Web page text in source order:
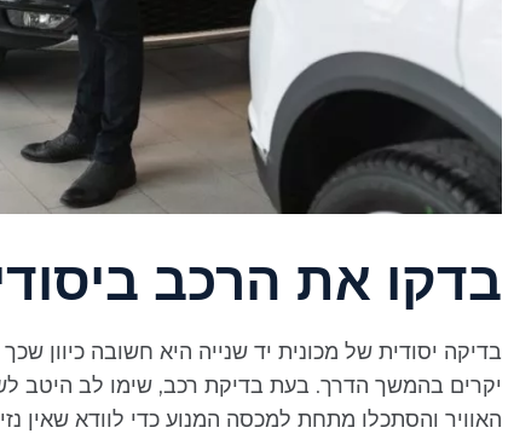
בדקו את הרכב
בדיקה יסודית של מכונית יד שנייה היא חשובה כיוון
יקרים בהמשך הדרך. בעת בדיקת רכב, שימו לב היטב
האוויר והסתכלו מתחת למכסה המנוע כדי לוודא שאין